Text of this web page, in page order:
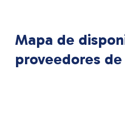
Mapa de
proveedores